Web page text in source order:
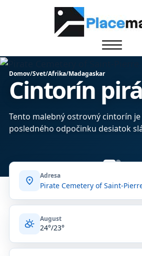
Domov/Svet/Afrika/Madagaskar
Cintorín
Tento malebný ostrovný cintorín
posledného odpočinku desiatok
location_on Adresa
Pirate Cemetery of Saint-
partly_cloudy_day August
24°/23°